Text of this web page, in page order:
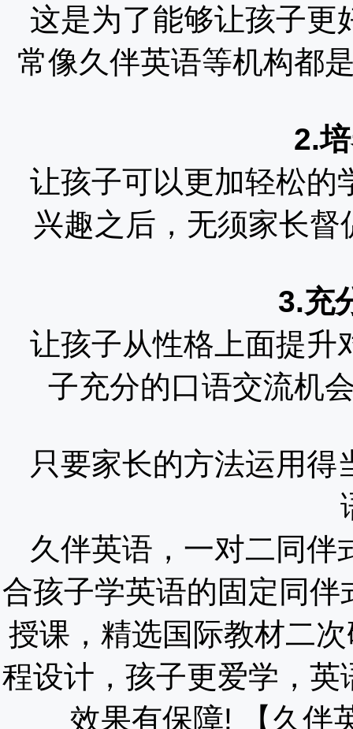
这是为了能够让孩子更
常像久伴英语等机构都
2.
让孩子可以更加轻松的
兴趣之后，无须家长
3.充
让孩子从性格上面提升
子充分的口语交流机
只要家长的方法运用
久伴英语，一对二同伴
合孩子学英语的固定同
授课，精选国际教材二
程设计，孩子更爱学，
效果有保障!
【久